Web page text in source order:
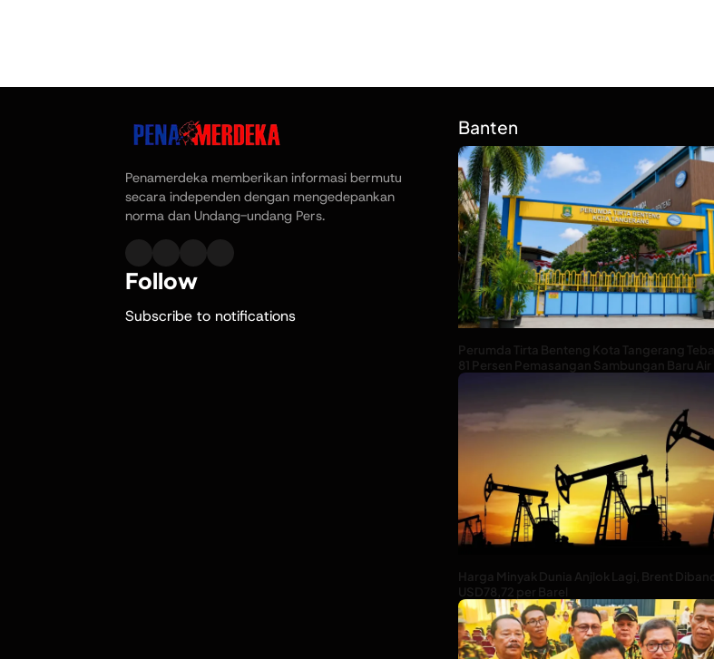
Penamerdeka memberikan informasi bermutu
secara independen dengan mengedepankan
norma dan Undang-undang Pers.
Follow
Subscribe to notifications
Banten
Perumda Tirta Benteng Kota Tangerang
81 Persen Pemasangan Sambungan Baru Air
Harga Minyak Dunia Anjlok Lagi, Brent
USD78,72 per Barel